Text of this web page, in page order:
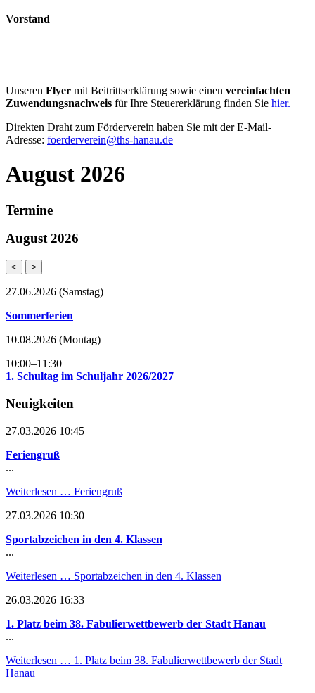
Vorstand
Unseren Flyer mit Beitrittserklärung sowie einen vereinfachten
Zuwendungsnachweis für Ihre Steuererklärung finden Sie hier.
Direkten Draht zum Förderverein haben Sie mit der E-Mail-
Adresse: foerderverein@ths-hanau.de
August 2026
Termine
August 2026
< >
27.06.2026 (Samstag)
Sommerferien
10.08.2026 (Montag)
10:00–11:30
1. Schultag im Schuljahr 2026/2027
Neuigkeiten
27.03.2026 10:45
Feriengruß
...
Weiterlesen … Feriengruß
27.03.2026 10:30
Sportabzeichen in den 4. Klassen
...
Weiterlesen … Sportabzeichen in den 4. Klassen
26.03.2026 16:33
1. Platz beim 38. Fabulierwettbewerb der Stadt Hanau
...
Weiterlesen … 1. Platz beim 38. Fabulierwettbewerb der Stadt
Hanau